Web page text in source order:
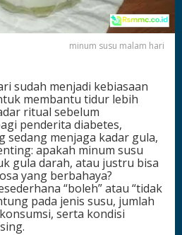
n
k
a
t
u
k
G
u
l
a
D
a
r
a
h
minum susu malam hari
sudah menjadi kebiasaan
membantu tidur lebih
ritual sebelum
penderita diabetes,
sedang menjaga kadar gula,
apakah minum susu
gula darah, atau justru bisa
yang berbahaya?
“boleh” atau “tidak
pada jenis susu, jumlah
serta kondisi